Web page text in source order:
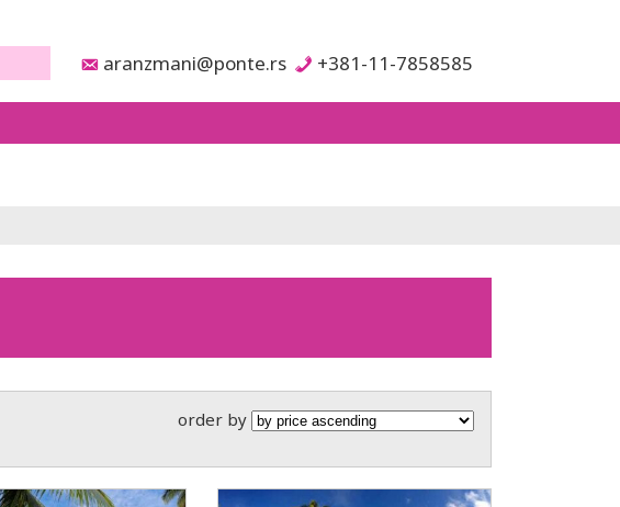
aranzmani@ponte.rs +381-11-7858585
order by